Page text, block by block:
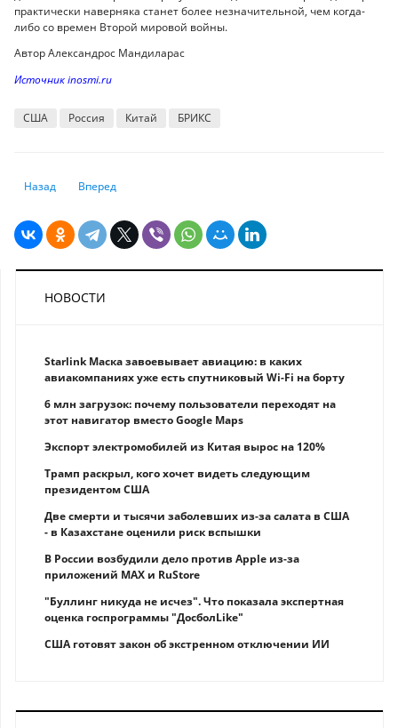
практически наверняка станет более незначительной, чем когда-
либо со времен Второй мировой войны.
Автор Александрос Мандиларас
Источник inosmi.ru
США Россия Китай БРИКС
Предыдущий: Дезинформация возглавит список глобальных рисков в
Назад Следующий: Глобальная экономика вырастет на 2,9% в
Вперед
НОВОСТИ
Starlink Маска завоевывает авиацию: в каких
авиакомпаниях уже есть спутниковый Wi-Fi на борту
6 млн загрузок: почему пользователи переходят на
этот навигатор вместо Google Maps
Экспорт электромобилей из Китая вырос на 120%
Трамп раскрыл, кого хочет видеть следующим
президентом США
Две смерти и тысячи заболевших из-за салата в США
- в Казахстане оценили риск вспышки
В России возбудили дело против Apple из-за
приложений MAX и RuStore
"Буллинг никуда не исчез". Что показала экспертная
оценка госпрограммы "ДосболLike"
США готовят закон об экстренном отключении ИИ